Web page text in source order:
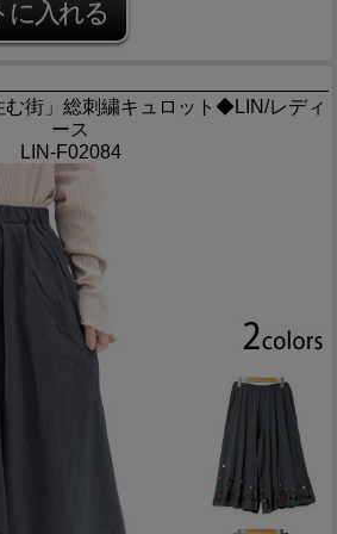
む街」総刺繍キュロット◆LIN/レディ
ース
LIN-F02084